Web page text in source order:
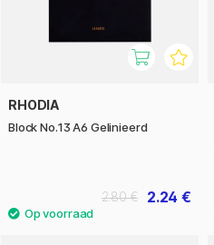
RHODIA
Block No.13 A6 Gelinieerd
2.24 €
2.80 €